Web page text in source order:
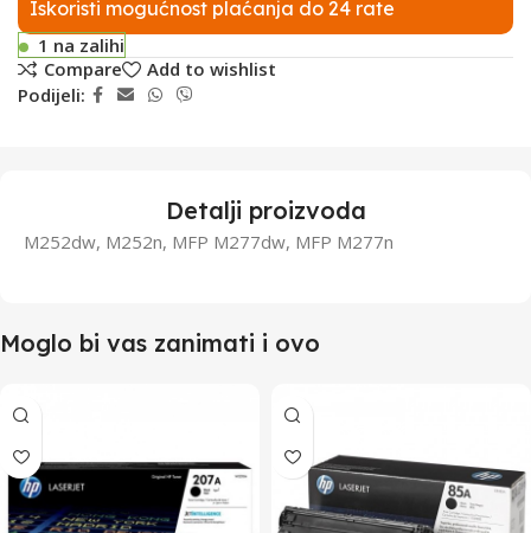
Iskoristi mogućnost plaćanja do 24 rate
1 na zalihi
Compare
Add to wishlist
Podijeli:
Detalji proizvoda
M252dw, M252n, MFP M277dw, MFP M277n
Moglo bi vas zanimati i ovo